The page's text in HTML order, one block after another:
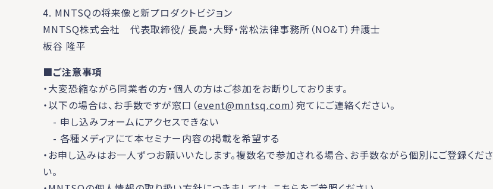
4. MNTSQの将来像と新プロダクトビジョン
MNTSQ株式会社 代表取締役/ 長島・大野・常松法律事務所（NO&T）弁護士
板谷 隆平
■ご注意事項
・大変恐縮ながら同業者の方・個人の方はご参加をお断りしております。
・以下の場合は、お手数ですが窓口（event@mntsq.com）宛てにご連絡ください。
- 申し込みフォームにアクセスできない
- 各種メディアにて本セミナー内容の掲載を希望する
・お申し込みはお一人ずつお願いいたします。複数名で参加される場合、お手数ながら個別にご登録くださ
い。